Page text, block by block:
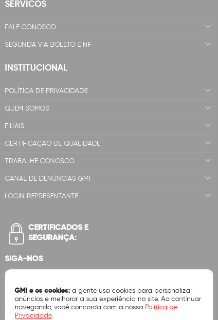
SERVICOS
FALE CONOSCO
SEGUNDA VIA BOLETO E NF
INSTITUCIONAL
POLÍTICA DE PRIVACIDADE
QUEM SOMOS
FILIAIS
CERTIFICAÇÃO DE QUALIDADE
TRABALHE CONOSCO
CANAL DE DENÚNCIAS GMI
LOGIN REPRESENTANTE
CERTIFICADOS E
SEGURANÇA:
SIGA-NOS
GMI e os cookies: a gente usa cookies para personalizar
anúncios e melhorar a sua experiência no site. Ao continuar
navegando, você concorda com a nossa Política de
Privacidade.